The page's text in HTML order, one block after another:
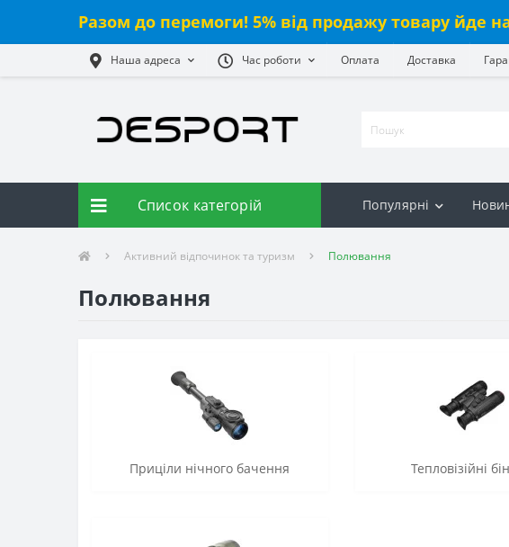
Разом до перемоги! 5% від продажу товару йде
Наша адреса Час роботи Оплата Доставка
Список категорій Популярні
Активний відпочинок та туризм Полювання
Полювання
Приціли нічного бачення Тепловізійні